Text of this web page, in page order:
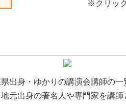
※クリッ
出身・ゆかりの講演会講師の一
元出身の著名人や専門家を講師